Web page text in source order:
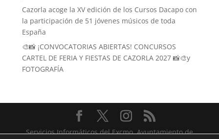
Cazorla acoge la XV edición de los Cursos Dacapo con
la participación de 51 jóvenes músicos de toda
España
🎨📸 ¡CONVOCATORIAS ABIERTAS! CONCURSOS
CARTEL DE FERIA Y FIESTAS DE CAZORLA 2027 📸🎨y
FOTOGRAFÍA
Servicios Informáticos del Excmo. Ayuntamiento de